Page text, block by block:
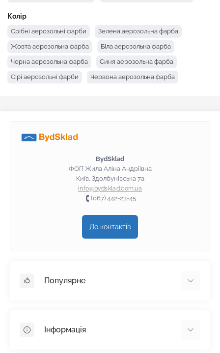
Колір
Срібні аерозольні фарби Зелена аерозольна фарба
Жовта аерозольна фарба Біла аерозольна фарба
Чорна аерозольна фарба Синя аерозольна фарба
Сірі аерозольні фарби Червона аерозольна фарба
BydSklad
ФОП Жила Аліна Андріївна
Київ, Здолбунівська 7а
info@bydsklad.com.ua
(067) 442-23-45
До контактів
Популярне
Пінопласт
Інформація